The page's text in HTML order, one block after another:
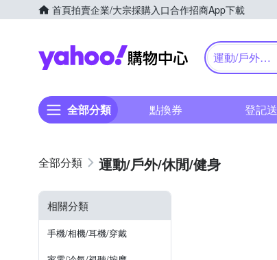
首頁拍賣企業/大宗採購入口合作招商App下載
Yahoo購物中心
運動/戶外/
全部分類 點換券 登記送
運動/戶外/休閒/健身
相關分類
手機/相機/耳機/穿戴